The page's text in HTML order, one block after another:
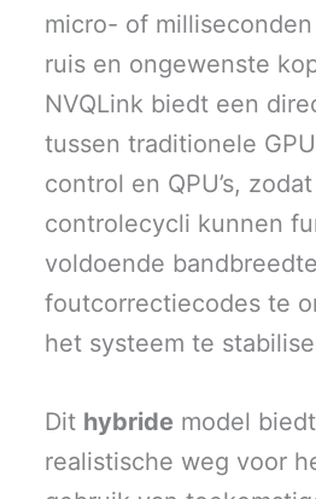
micro- of
ruis en ongewenste
NVQLink biedt een
tussen traditionele
control en QPU’s,
controlecycli kunnen
voldoende
foutcorrectiecodes te
het systeem te
Dit hybride model
realistische weg voor